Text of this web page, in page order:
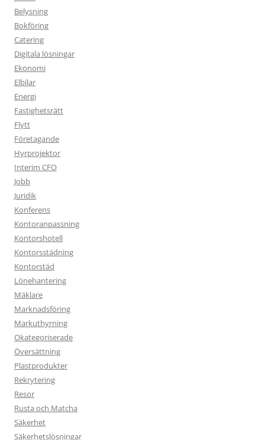
Belysning
Bokföring
Catering
Digitala lösningar
Ekonomi
Elbilar
Energi
Fastighetsrätt
Flytt
Företagande
Hyrprojektor
Interim CFO
Jobb
Juridik
Konferens
Kontoranpassning
Kontorshotell
Kontorsstädning
Kontorstäd
Lönehantering
Mäklare
Marknadsföring
Markuthyrning
Okategoriserade
Översättning
Plastprodukter
Rekrytering
Resor
Rusta och Matcha
Säkerhet
Säkerhetslösningar